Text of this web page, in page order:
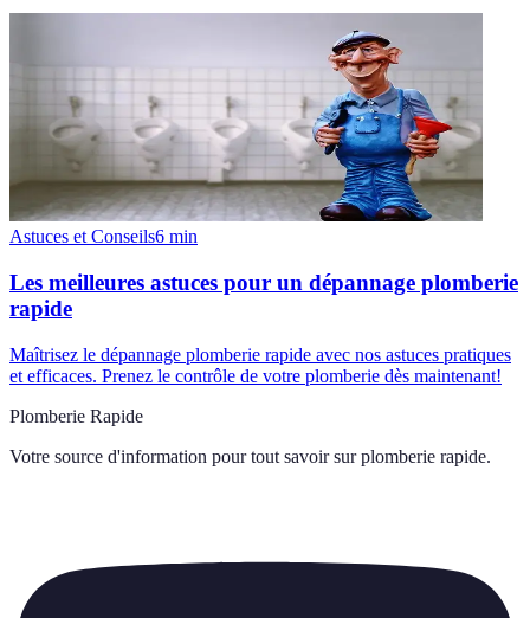
Astuces et Conseils6 min
Les meilleures astuces pour un dépannage plomberie
rapide
Maîtrisez le dépannage plomberie rapide avec nos astuces pratiques
et efficaces. Prenez le contrôle de votre plomberie dès maintenant!
Plomberie Rapide
Votre source d'information pour tout savoir sur plomberie rapide.